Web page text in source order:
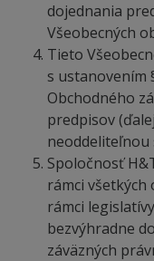
dojednania
Všeobecných
Tieto
s ustanovením
Obchodného
predpisov
neoddeliteľnou
Spoločnosť
rámci všetkých
rámci
bezvýhradne
záväzných